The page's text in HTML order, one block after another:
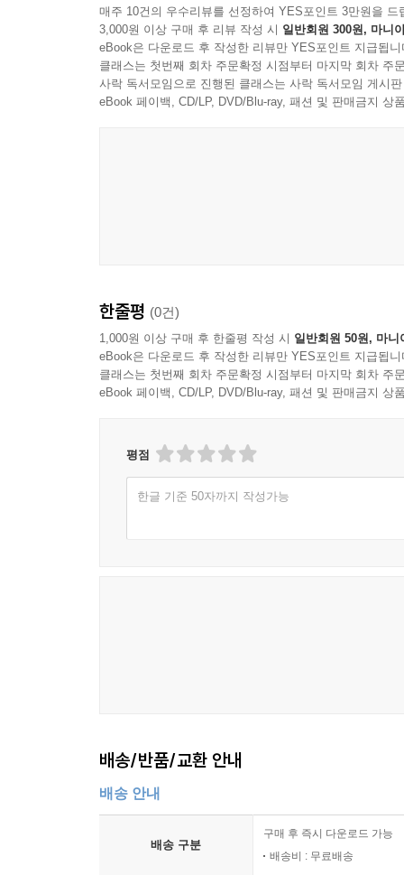
- 주방 기물과 위생, 식재료에 대하여 이해할 수 있
- 전문 조리 용어 및 전문 레스토랑 주방 실무에 대
- 레스토랑 창업과 전문가로 성장할 수 있게 하는
그리고 MOCA Master Chef 수강 대상은
- 조리를 전공하는 학생들
과장 이 상현 배 정민 학예사, 이 동빈 연구원과 이
매주 10건의 우수리뷰를 선정하여 YES포인트 3만원을 드
3,000원 이상 구매 후 리뷰 작성 시 일반회원 300원, 마니
eBook은 다운로드 후 작성한 리뷰만 YES포인트 지급됩니
클래스는 첫번째 회차 주문확정 시점부터 마지막 회차 주
사락 독서모임으로 진행된 클래스는 사락 독서모임 게시
eBook 페이백, CD/LP, DVD/Blu-ray, 패션 및 판매금지 상
한줄평 (0건)
1,000원 이상 구매 후 한줄평 작성 시 일반회원 50원, 마니
eBook은 다운로드 후 작성한 리뷰만 YES포인트 지급됩니
클래스는 첫번째 회차 주문확정 시점부터 마지막 회차 주
eBook 페이백, CD/LP, DVD/Blu-ray, 패션 및 판매금지 상
평점
한글 기준 50자까지 작성가능
배송/반품/교환 안내
배송 안내
배송 구분
구매 후 즉시 다운로드 가능
배송비 : 무료배송